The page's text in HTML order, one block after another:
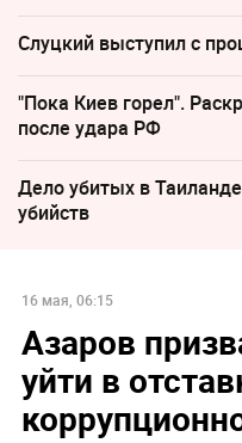
Слуцкий выступил с
"Пока Киев горел".
после удара РФ
Дело убитых в
убийств
16 мая, 06:15
Азаров
уйти в